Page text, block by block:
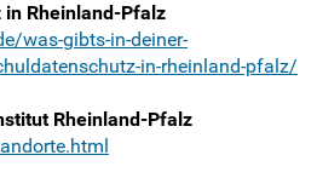
Rheinland-Pfalz
was-gibts-in-deiner-
in-rheinland-pfalz/
Rheinland-Pfalz